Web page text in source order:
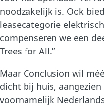
noodzakelijk is. Ook
leasecategorie
compenseren we een
Trees for All.”
Maar Conclusion wil
dicht bij huis,
voornamelijk